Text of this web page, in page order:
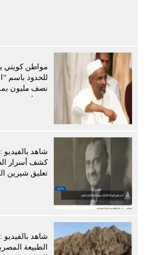
مواطن كويتي
للحدود باسم
نصف مليون
سودانية
شاهد بالفيديو
كشف أسرار
تعليق شيرين
شاهد
الطبيعة